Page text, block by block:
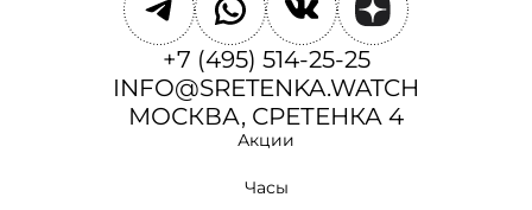
+7 (495) 514-25-25
INFO@SRETENKA.WATCH
МОСКВА, СРЕТЕНКА 4
Акции
Часы